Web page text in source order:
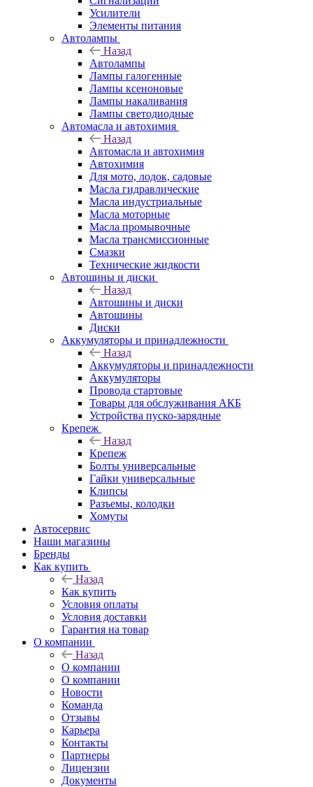
Усилители
Элементы питания
Автолампы
Назад
Автолампы
Лампы галогенные
Лампы ксеноновые
Лампы накаливания
Лампы светодиодные
Автомасла и автохимия
Назад
Автомасла и автохимия
Автохимия
Для мото, лодок, садовые
Масла гидравлические
Масла индустриальные
Масла моторные
Масла промывочные
Масла трансмиссионные
Смазки
Технические жидкости
Автошины и диски
Назад
Автошины и диски
Автошины
Диски
Аккумуляторы и принадлежности
Назад
Аккумуляторы и принадлежности
Аккумуляторы
Провода стартовые
Товары для обслуживания АКБ
Устройства пуско-зарядные
Крепеж
Назад
Крепеж
Болты универсальные
Гайки универсальные
Клипсы
Разъемы, колодки
Хомуты
Автосервис
Наши магазины
Бренды
Как купить
Назад
Как купить
Условия оплаты
Условия доставки
Гарантия на товар
О компании
Назад
О компании
О компании
Новости
Команда
Отзывы
Карьера
Контакты
Партнеры
Лицензии
Документы